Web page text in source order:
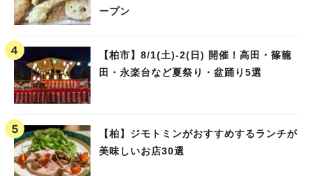
ープン
【柏市】8/1(土)‐2(日) 開催！高田・篠籠
田・永楽台など夏祭り・盆踊り5選
【柏】ジモトミンがおすすめするランチが
美味しいお店30選
人気のキーワード
#イベント#公園#教えたい／教えて投稿記事
#教えたい/こんなの見つけた